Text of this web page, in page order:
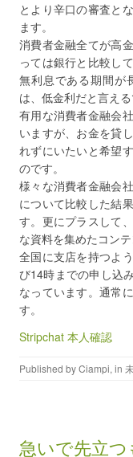
とより辛口の審査と
ます。
消費者金融全てが高
っては銀行と比較し
無利息である期間が
は、低金利だと言える
有用な消費者金融会
いますが、お金を貸
れずにいたいと希望
のです。
様々な消費者金融会
について比較した結
す。更にプラスして
な資料を集めたコン
全国に支店を持つよ
び14時までの申し込
なっています。通常
す。
Stripchat 本人確認
Published byCiampi, in
急いで先立